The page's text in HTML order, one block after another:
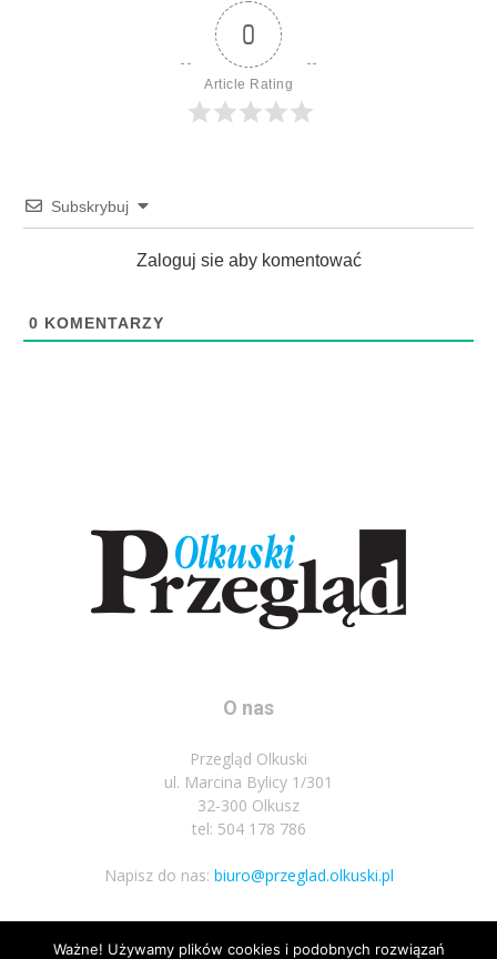
0
Article Rating
Subskrybuj
Zaloguj sie aby komentować
0 KOMENTARZY
O nas
Przegląd Olkuski
ul. Marcina Bylicy 1/301
32-300 Olkusz
tel: 504 178 786
Napisz do nas: biuro@przeglad.olkuski.pl
Ważne! Używamy plików cookies i podobnych rozwiązań